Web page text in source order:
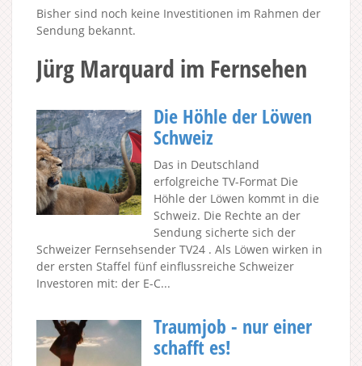
Bisher sind noch keine Investitionen im Rahmen der
Sendung bekannt.
Jürg Marquard im Fernsehen
Die Höhle der Löwen
Schweiz
Das in Deutschland
erfolgreiche TV-Format Die
Höhle der Löwen kommt in die
Schweiz. Die Rechte an der
Sendung sicherte sich der
Schweizer Fernsehsender TV24 . Als Löwen wirken in
der ersten Staffel fünf einflussreiche Schweizer
Investoren mit: der E-C...
Traumjob - nur einer
schafft es!